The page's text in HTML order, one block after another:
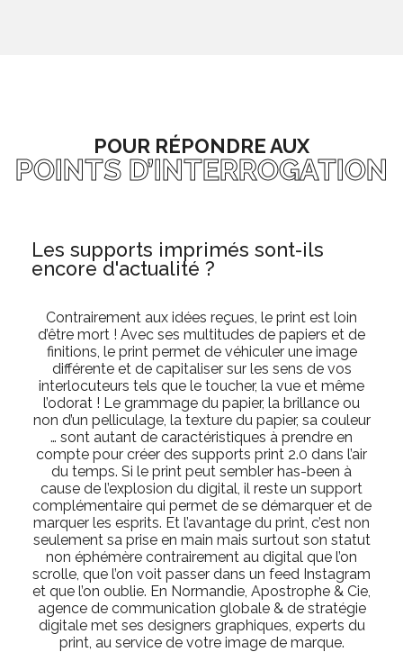
POUR RÉPONDRE AUX
POINTS D’INTERROGATION
Les supports imprimés sont-ils
encore d'actualité ?
Contrairement aux idées reçues, le print est loin
d’être mort ! Avec ses multitudes de papiers et de
finitions, le print permet de véhiculer une image
différente et de capitaliser sur les sens de vos
interlocuteurs tels que le toucher, la vue et même
l’odorat ! Le grammage du papier, la brillance ou
non d’un pelliculage, la texture du papier, sa couleur
… sont autant de caractéristiques à prendre en
compte pour créer des supports print 2.0 dans l’air
du temps. Si le print peut sembler has-been à
cause de l’explosion du digital, il reste un support
complémentaire qui permet de se démarquer et de
marquer les esprits. Et l’avantage du print, c’est non
seulement sa prise en main mais surtout son statut
non éphémère contrairement au digital que l’on
scrolle, que l’on voit passer dans un feed Instagram
et que l’on oublie. En Normandie, Apostrophe & Cie,
agence de communication globale & de stratégie
digitale met ses designers graphiques, experts du
print, au service de votre image de marque.